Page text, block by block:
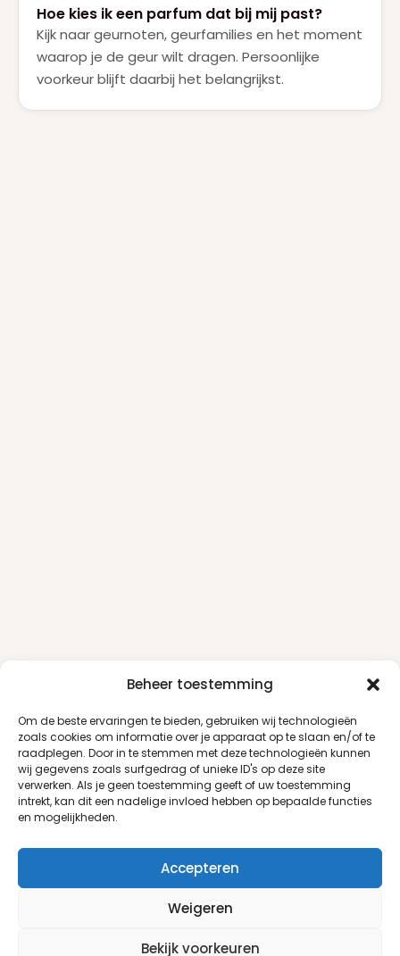
Beheer toestemming
Om de beste ervaringen te bieden, gebruiken wij technologieën
zoals cookies om informatie over je apparaat op te slaan en/of te
raadplegen. Door in te stemmen met deze technologieën kunnen
wij gegevens zoals surfgedrag of unieke ID's op deze site
verwerken. Als je geen toestemming geeft of uw toestemming
intrekt, kan dit een nadelige invloed hebben op bepaalde functies
en mogelijkheden.
Accepteren
Weigeren
Bekijk voorkeuren
Hoe kies ik een parfum dat bij mij past?
Kijk naar geurnoten, geurfamilies en het moment
waarop je de geur wilt dragen. Persoonlijke
voorkeur blijft daarbij het belangrijkst.